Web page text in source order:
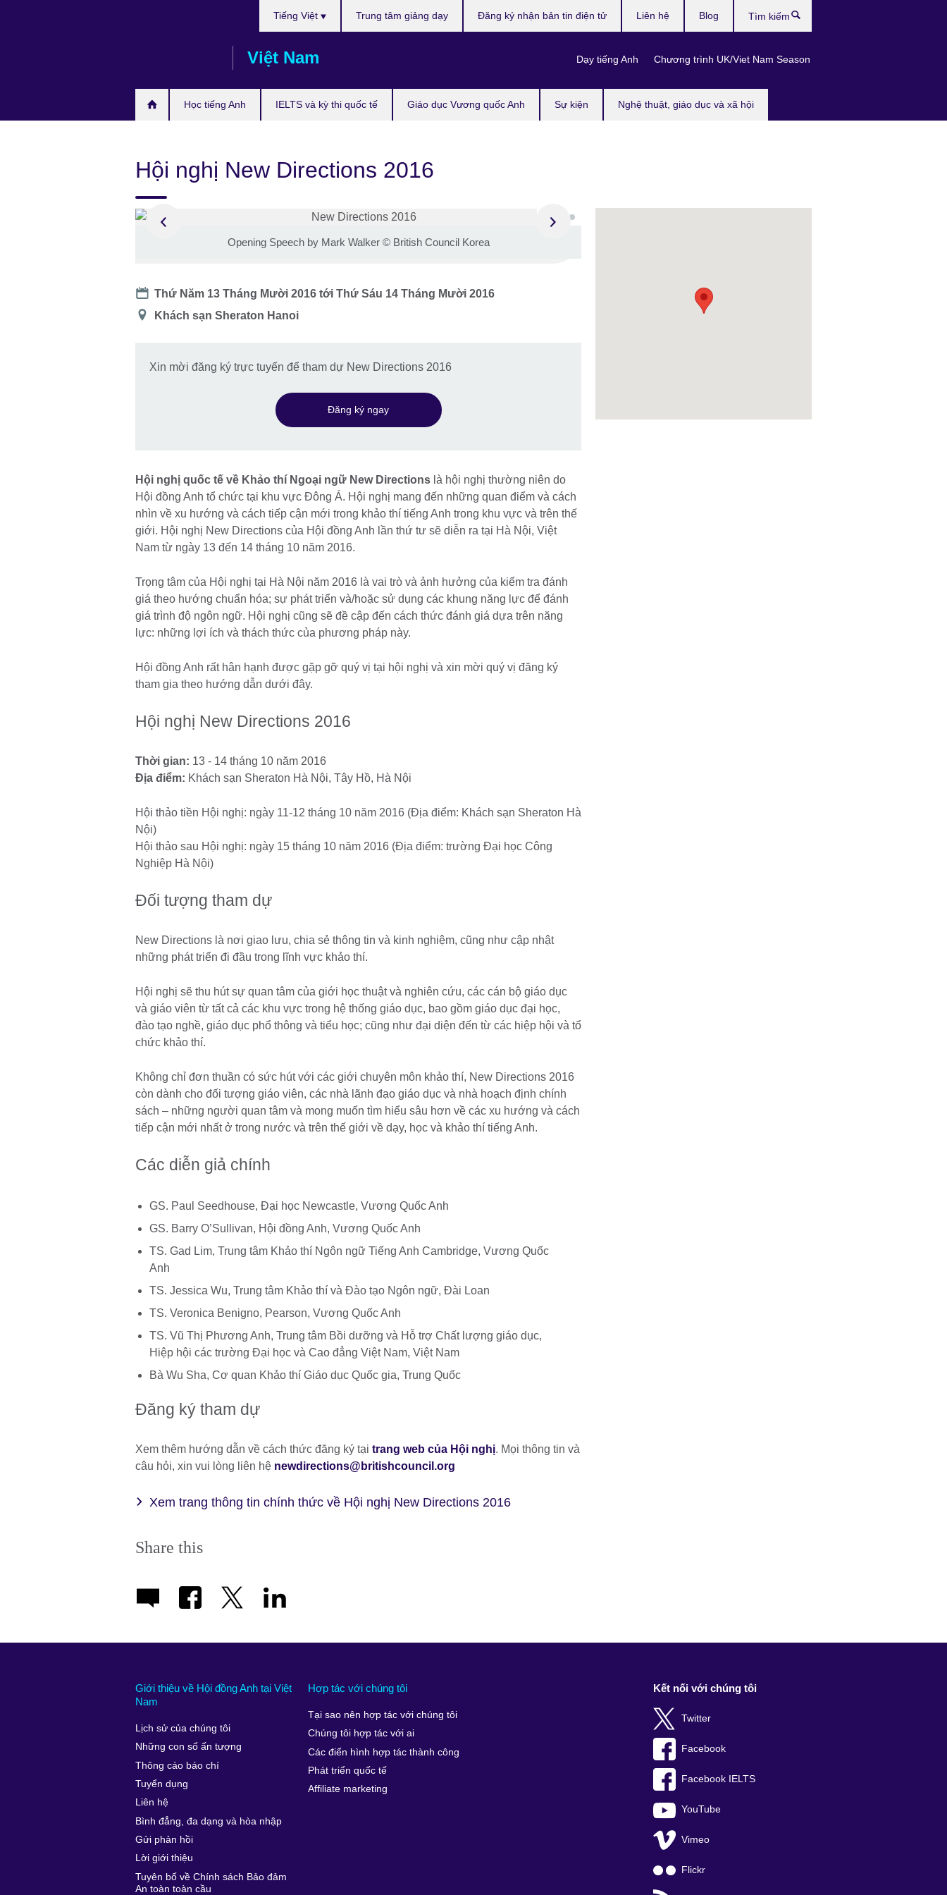
Việt Nam
Học tiếng Anh IELTS và kỳ thi quốc tế Giáo dục Vương quốc Anh Sự kiện Nghệ thuật, giáo dục và xã hội
Tiếng Việt
Dạy tiếng Anh Chương trình UK/Viet Nam Season
Trung tâm giảng dạy Đăng ký nhận bản tin điện tử Liên hệ Blog
kiếm
Hội nghị New Directions 2016
Opening Speech by Mark Walker © British Council Korea
Date
Thứ Năm 13 Tháng Mười 2016 tớiThứ Sáu 14 Tháng Mười 2016
Địa
Khách sạn Sheraton Hanoi
Xin mời đăng ký trực tuyến để tham dự New Directions 2016
Đăng ký ngay
Hội nghị quốc tế về Khảo thí Ngoại ngữ New Directions là hội nghị thường niên do
Hội đồng Anh tổ chức tại khu vực Đông Á. Hội nghị mang đến những quan điểm và cách
nhìn về xu hướng và cách tiếp cận mới trong khảo thí tiếng Anh trong khu vực và trên thế
giới. Hội nghị New Directions của Hội đồng Anh lần thứ tư sẽ diễn ra tại Hà Nội, Việt
Nam từ ngày 13 đến 14 tháng 10 năm 2016.
Trọng tâm của Hội nghị tại Hà Nội năm 2016 là vai trò và ảnh hưởng của kiểm tra đánh
giá theo hướng chuẩn hóa; sự phát triển và/hoặc sử dụng các khung năng lực để đánh
giá trình độ ngôn ngữ. Hội nghị cũng sẽ đề cập đến cách thức đánh giá dựa trên năng
lực: những lợi ích và thách thức của phương pháp này.
Hội đồng Anh rất hân hạnh được gặp gỡ quý vị tại hội nghị và xin mời quý vị đăng ký
tham gia theo hướng dẫn dưới đây.
Hội nghị New Directions 2016
Thời gian: 13 - 14 tháng 10 năm 2016
Địa điểm: Khách sạn Sheraton Hà Nội, Tây Hồ, Hà Nội
Hội thảo tiền Hội nghị: ngày 11-12 tháng 10 năm 2016 (Địa điểm: Khách sạn Sheraton Hà
Nội)
Hội thảo sau Hội nghị: ngày 15 tháng 10 năm 2016 (Địa điểm: trường Đại học Công
Nghiệp Hà Nội)
Đối tượng tham dự
New Directions là nơi giao lưu, chia sẻ thông tin và kinh nghiệm, cũng như cập nhật
những phát triển đi đầu trong lĩnh vực khảo thí.
Hội nghị sẽ thu hút sự quan tâm của giới học thuật và nghiên cứu, các cán bộ giáo dục
và giáo viên từ tất cả các khu vực trong hệ thống giáo dục, bao gồm giáo dục đại học,
đào tạo nghề, giáo dục phổ thông và tiểu học; cũng như đại diện đến từ các hiệp hội và tổ
chức khảo thí.
Không chỉ đơn thuần có sức hút với các giới chuyên môn khảo thí, New Directions 2016
còn dành cho đối tượng giáo viên, các nhà lãnh đạo giáo dục và nhà hoạch định chính
sách – những người quan tâm và mong muốn tìm hiểu sâu hơn về các xu hướng và cách
tiếp cận mới nhất ở trong nước và trên thế giới về dạy, học và khảo thí tiếng Anh.
Các diễn giả chính
GS. Paul Seedhouse, Đại học Newcastle, Vương Quốc Anh
GS. Barry O’Sullivan, Hội đồng Anh, Vương Quốc Anh
TS. Gad Lim, Trung tâm Khảo thí Ngôn ngữ Tiếng Anh Cambridge, Vương Quốc
Anh
TS. Jessica Wu, Trung tâm Khảo thí và Đào tạo Ngôn ngữ, Đài Loan
TS. Veronica Benigno, Pearson, Vương Quốc Anh
TS. Vũ Thị Phương Anh, Trung tâm Bồi dưỡng và Hỗ trợ Chất lượng giáo dục,
Hiệp hội các trường Đại học và Cao đẳng Việt Nam, Việt Nam
Bà Wu Sha, Cơ quan Khảo thí Giáo dục Quốc gia, Trung Quốc
Đăng ký tham dự
Xem thêm hướng dẫn về cách thức đăng ký tại trang web của Hội nghị. Mọi thông tin và
câu hỏi, xin vui lòng liên hệ newdirections@britishcouncil.org
Xem trang thông tin chính thức về Hội nghị New Directions 2016
Share this
Giới thiệu về Hội đồng Anh tại Việt
Nam
Lịch sử của chúng tôi
Những con số ấn tượng
Thông cáo báo chí
Tuyển dụng
Liên hệ
Bình đẳng, đa dạng và hòa nhập
Gửi phản hồi
Lời giới thiệu
Tuyên bố về Chính sách Bảo đảm
An toàn toàn cầu
Hợp tác với chúng tôi
Tại sao nên hợp tác với chúng tôi
Chúng tôi hợp tác với ai
Các điển hình hợp tác thành công
Phát triển quốc tế
Affiliate marketing
Kết nối với chúng tôi
Twitter
Facebook
Facebook IELTS
YouTube
Vimeo
Flickr